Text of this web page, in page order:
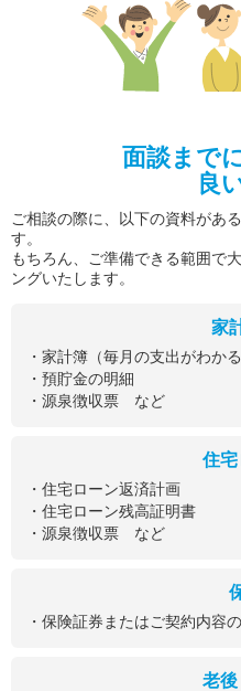
面談まで
良
ご相談の際に、以下の資料があ
す。
もちろん、ご準備できる範囲で
ングいたします。
家
・家計簿（毎月の支出がわかる
・預貯金の明細
・源泉徴収票 など
住
・住宅ローン返済計画
・住宅ローン残高証明書
・源泉徴収票 など
・保険証券またはご契約内容
老